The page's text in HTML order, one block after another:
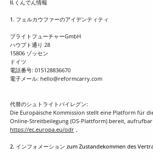
II.くんでん情報
1. フェルカウファーのアイデンティティ
ブライトフューチャーGmbH
ハウプト通り 28
15806 ゾッセン
ドイツ
電話番号: 015128836670
電子メール: hello@reformcarry.com
代替のシュトライトバイレグン:
Die Europäische Kommission stellt eine Platform für
Online-Streitbeilegung (OS-Plattform) bereit,
https://ec.europa.eu/odr 。
2. インフォメーション zum Zustandekommen des